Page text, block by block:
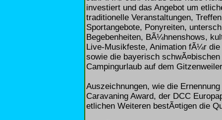
investiert und das Angebot um
traditionelle Veranstaltungen,
Sportangebote, Ponyreiten,
Begebenheiten, BÃ¼hnenshows,
Live-Musikfeste, Animation fÃ¼r
sowie die bayerisch
Campingurlaub auf dem
Auszeichnungen, wie die
Caravaning Award, der DCC
etlichen Weiteren bestÃ¤tigen die